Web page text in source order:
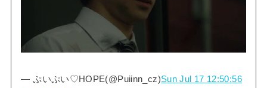
— ぷいぷい♡HOPE(@Puiinn_cz)Sun Jul 17 12:50:56